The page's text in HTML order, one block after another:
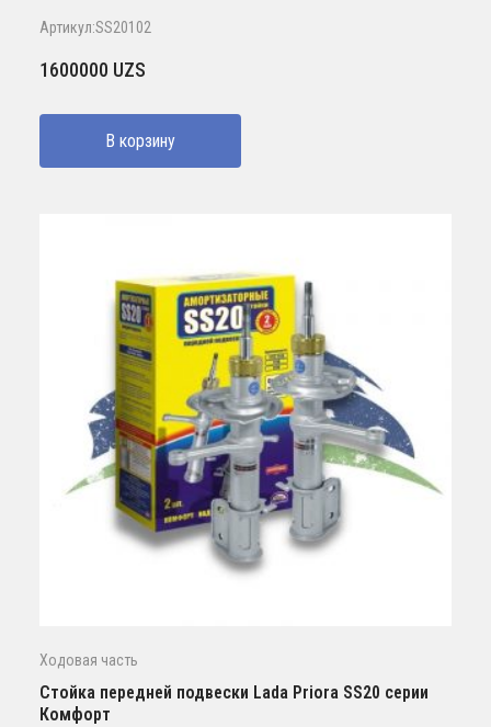
Артикул:SS20102
1600000 UZS
В корзину
Ходовая часть
Стойка передней подвески Lada Priora SS20 серии
Комфорт